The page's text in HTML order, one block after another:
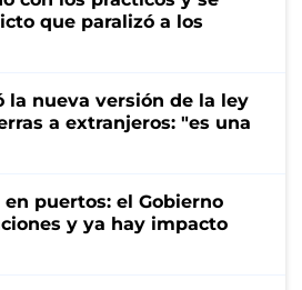
que paralizó a los
la nueva versión de la ley
a extranjeros: "es una
puertos: el Gobierno
y ya hay impacto